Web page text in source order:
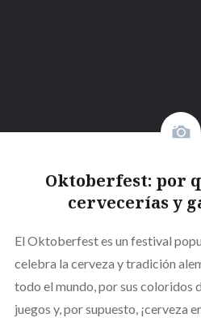
Oktoberfest: por
cervecerías y
El Oktoberfest es un festival
celebra la cerveza y tradición
todo el mundo, por sus coloridos
juegos y, por supuesto, ¡cerveza